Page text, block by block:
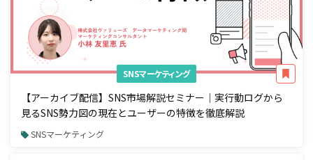
SNSマーケティング
【アーカイブ配信】SNS市場解説セミナー｜実行動ログから
見るSNS勢力図の現在とユーザーの特徴を徹底解説
SNSマーケティング